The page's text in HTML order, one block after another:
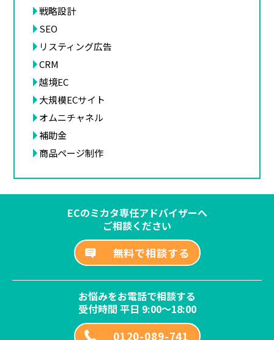
戦略設計
SEO
リスティング広告
CRM
越境EC
大規模ECサイト
オムニチャネル
補助金
商品ページ制作
ECのミカタ専任アドバイザーへ
ご相談ください
無料で相談する
お悩みをお電話で相談する
受付時間 平日 9:00～18:00
0120-089-741